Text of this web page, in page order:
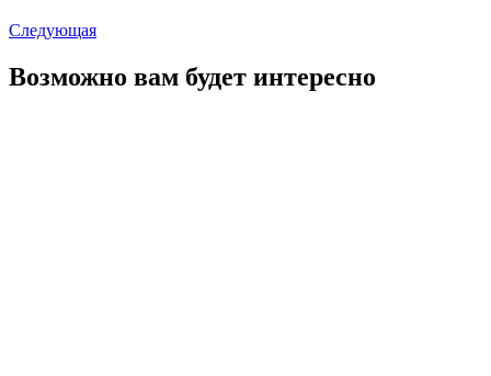
Следующая
Возможно вам будет интересно